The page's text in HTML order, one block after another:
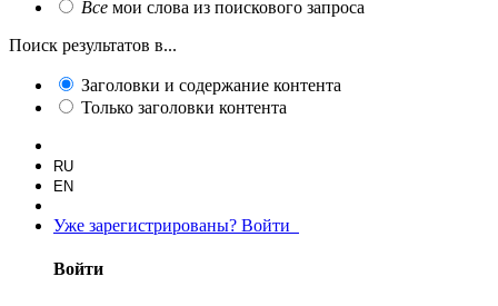
Все мои слова из поискового запроса
Поиск результатов в...
Заголовки и содержание контента
Только заголовки контента
RU
EN
Уже зарегистрированы? Войти
Войти